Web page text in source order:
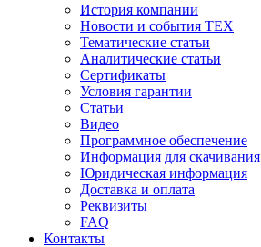
История компании
Новости и события ТЕХ
Тематические статьи
Аналитические статьи
Сертификаты
Условия гарантии
Статьи
Видео
Программное обеспечение
Информация для скачивания
Юридическая информация
Доставка и оплата
Реквизиты
FAQ
Контакты